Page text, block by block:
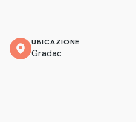
UBICAZIONE
Gradac